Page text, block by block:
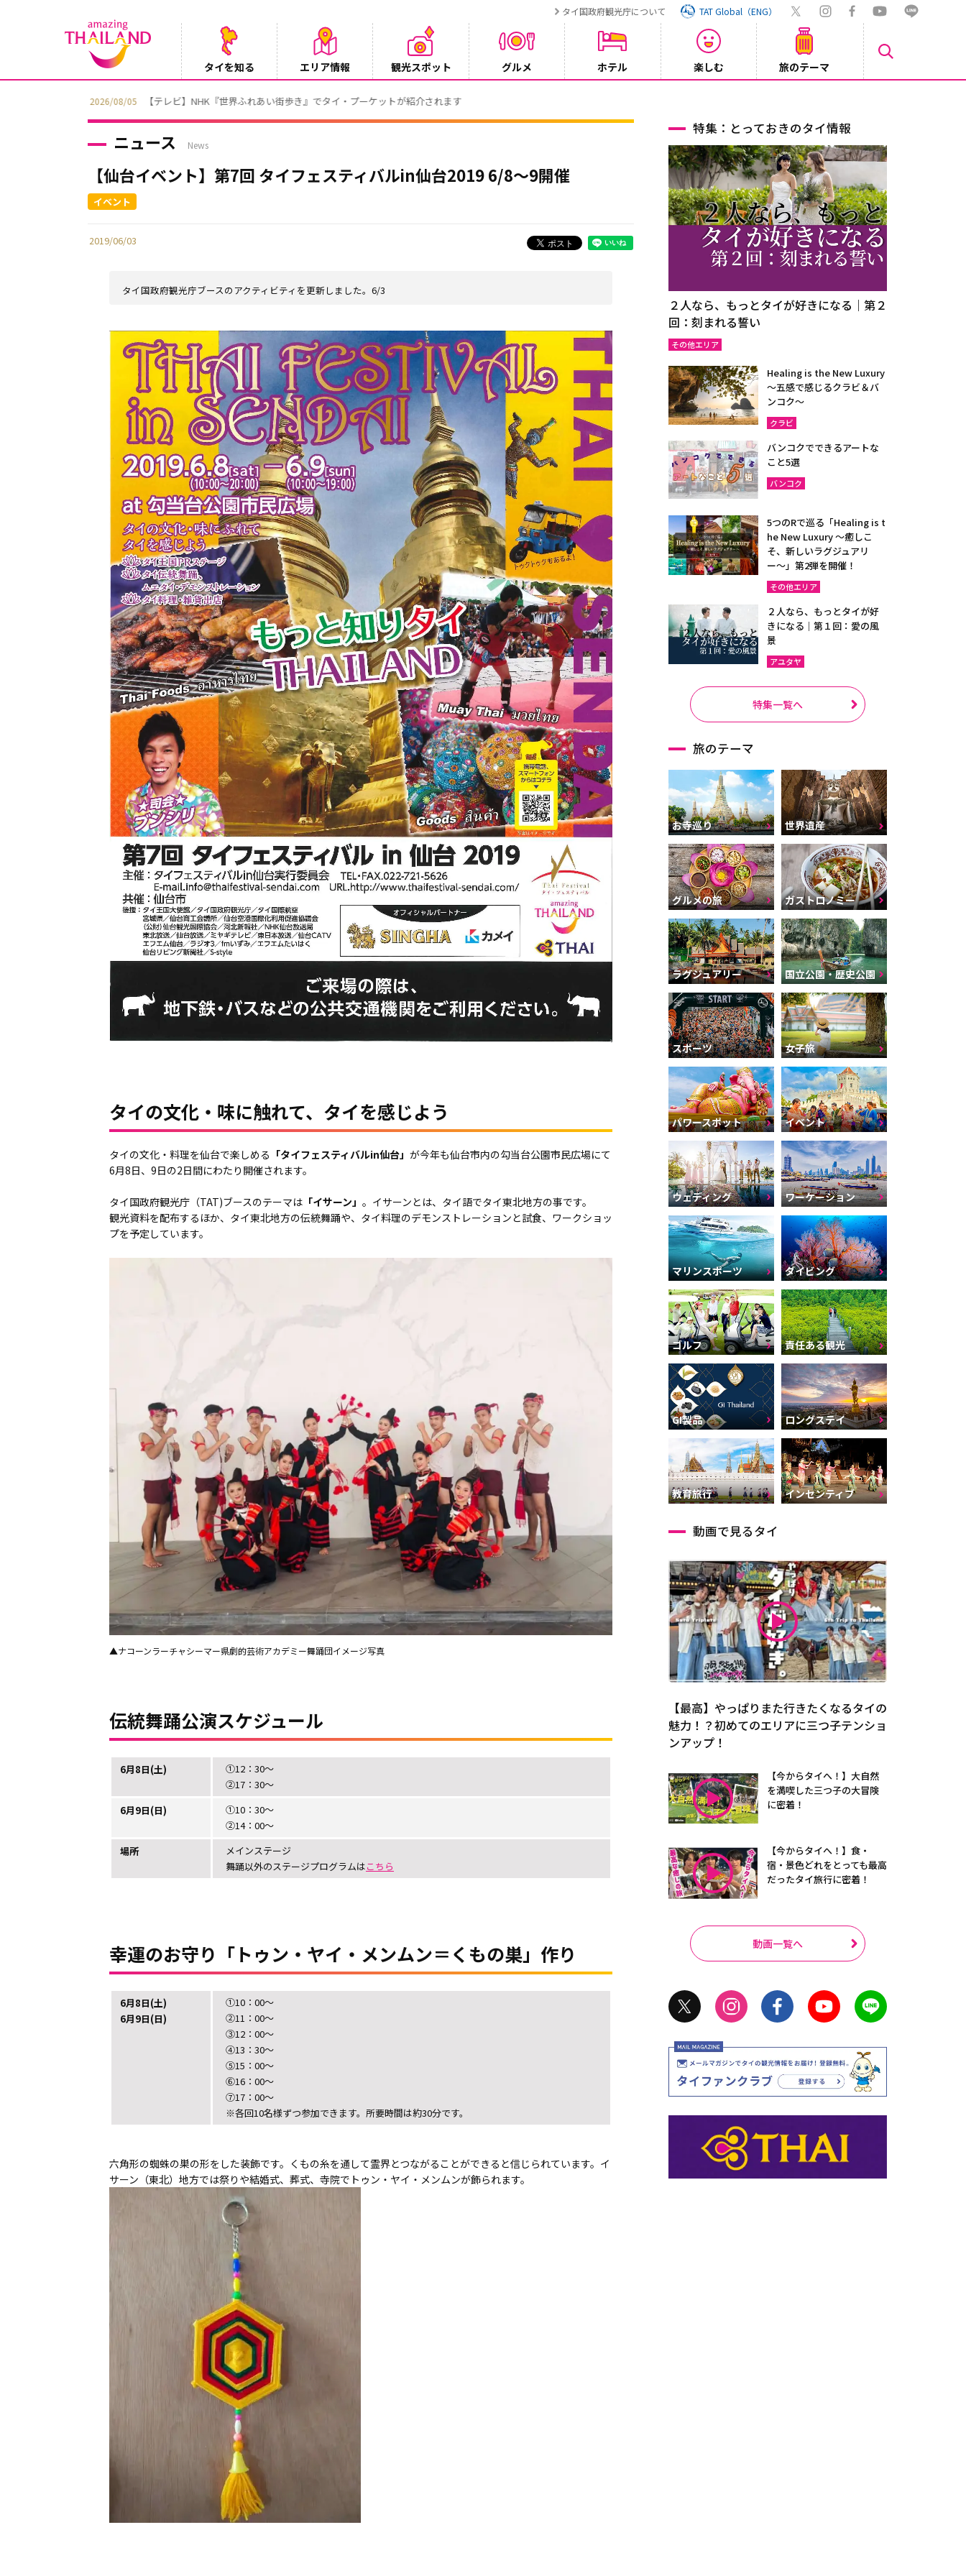
タイ国政府観光庁について TAT Global（ENG）
タイを知る エリア情報 観光スポット グルメ ホテル 楽しむ 旅のテーマ
2026/08/05 【テレビ】NHK『世界ふれあい街歩き』でタイ・プーケットが紹介されます
ニュース News
【仙台イベント】第7回 タイフェスティバルin仙台2019 6/8～9開催
2019/06/03
タイ国政府観光庁ブースのアクティビティを更新しました。6/3
タイの文化・味に触れて、タイを感じよう
タイの文化・料理を仙台で楽しめる 「タイフェスティバルin仙台」 が今年も仙台市内の勾当台公園市民広場にて
6月8日、9日の2日間にわたり開催されます。
タイ国政府観光庁（TAT)ブースのテーマは 「イサーン」 。イサーンとは、タイ語でタイ東北地方の事です。
観光資料を配布するほか、タイ東北地方の伝統舞踊や、タイ料理のデモンストレーションと試食、ワークショッ
プを予定しています。
▲ナコーンラーチャシーマー県劇的芸術アカデミー舞踊団イメージ写真
伝統舞踊公演スケジュール
6月8日(土)
①12：30～
②17：30～
6月9日(日)
①10：30～
②14：00～
場所
メインステージ
舞踊以外のステージプログラムはこちら
幸運のお守り「トゥン・ヤイ・メンムン＝くもの巣」作り
6月8日(土)
6月9日(日)
①10：00～
②11：00～
③12：00～
④13：30～
⑤15：00～
⑥16：00～
⑦17：00～
※各回10名様ずつ参加できます。所要時間は約30分です。
六角形の蜘蛛の巣の形をした装飾です。くもの糸を通して霊界とつながることができると信じられています。イ
サーン（東北）地方では祭りや結婚式、葬式、寺院でトゥン・ヤイ・メンムンが飾られます。
特集：とっておきのタイ情報
２人なら、もっとタイが好きになる｜第２
回：刻まれる誓い
その他エリア
Healing is the New Luxury
～五感で感じるクラビ＆バ
ンコク～
クラビ
バンコクでできるアートな
こと5選
バンコク
5つのRで巡る「Healing is t
he New Luxury ～癒しこ
そ、新しいラグジュアリ
ー〜」第2弾を開催！
その他エリア
２人なら、もっとタイが好
きになる｜第１回：愛の風
景
アユタヤ
特集一覧へ
旅のテーマ
お寺巡り 世界遺産
グルメの旅 ガストロノミー
ラグジュアリー 国立公園・歴史公園
スポーツ 女子旅
パワースポット イベント
ウェディング ワーケーション
マリンスポーツ ダイビング
ゴルフ 責任ある観光
GI製品 ロングステイ
教育旅行 インセンティブ
動画で見るタイ
【最高】やっぱりまた行きたくなるタイの
魅力！？初めてのエリアに三つ子テンショ
ンアップ！
【今からタイへ！】大自然
を満喫した三つ子の大冒険
に密着！
【今からタイへ！】食・
宿・景色どれをとっても最高
だったタイ旅行に密着！
動画一覧へ